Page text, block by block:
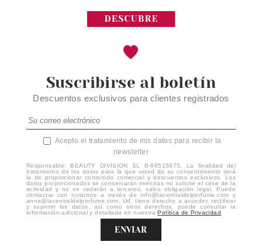
Suscribirse al boletín
Descuentos exclusivos para clientes registrados
Acepto el tratamiento de mis datos para recibir la
newsletter
Responsable: BEAUTY DIVISION SL B-66515875. La finalidad del
tratamiento de los datos para la que usted da su consentimiento será
la de proporcionar contenido comercial y descuentos exclusivos. Los
datos proporcionados se conservarán mientras no solicite el cese de la
actividad y no se cederán a terceros, salvo obligación legal. Puede
contactar con nosotros a través de info@lacentraldelperfume.com y
anna@lacentraldelperfume.com. Ud. tiene derecho a acceder, rectificar
y suprimir los datos, así como otros derechos, puede consultar la
información adicional y detallada en nuestraPolítica de Privacidad
ENVIAR